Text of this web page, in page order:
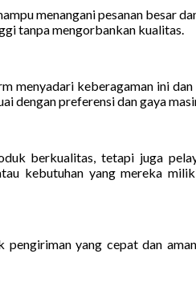
menangani pesanan besar
tanpa mengorbankan kualitas.
keberagaman ini
dengan preferensi dan gaya
berkualitas, tetapi juga
kebutuhan yang mereka
yang cepat dan